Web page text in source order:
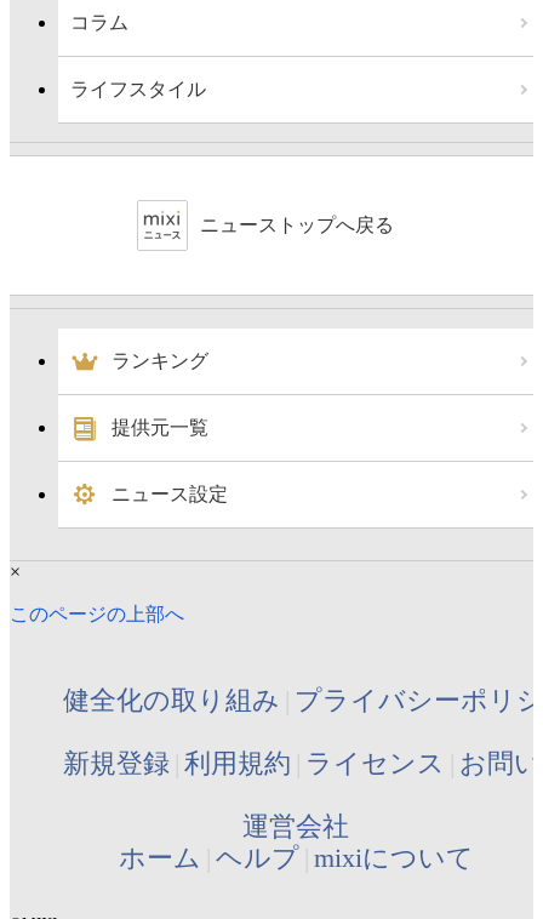
コラム
ライフスタイル
ニューストップへ戻る
ランキング
提供元一覧
ニュース設定
×
このページの上部へ
健全化の取り組み プライバシーポリ
新規登録 利用規約 ライセンス お問
運営会社
ホーム ヘルプ mixiについて